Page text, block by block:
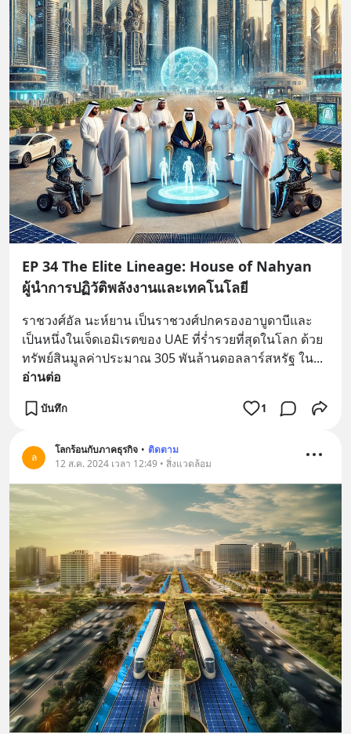
EP 34 The Elite Lineage: House of Nahyan
ผู้นำการปฏิวัติพลังงานและเทคโนโลยี
ราชวงศ์อัล นะห์ยาน เป็นราชวงศ์ปกครองอาบูดาบีและ
เป็นหนึ่งในเจ็ดเอมิเรตของ UAE ที่ร่ำรวยที่สุดในโลก ด้วย
ทรัพย์สินมูลค่าประมาณ 305 พันล้านดอลลาร์สหรัฐ ใน
อ่านต่อ
บันทึก 1
ล
โลกร้อนกับภาคธุรกิจ • ติดตาม
12 ส.ค. 2024 เวลา 12:49 • สิ่งแวดล้อม